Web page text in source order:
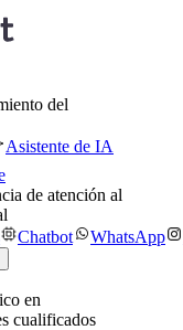
del
Asistente de IA
de atención al
Chatbot WhatsApp
en
cualificados